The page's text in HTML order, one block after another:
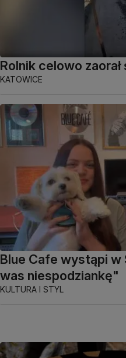
Rolnik celowo
KATOWICE
Blue Cafe wystąpi w
was niespodziankę"
KULTURA I STYL